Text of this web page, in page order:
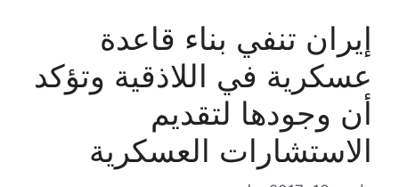
إيران تنفي بناء قاعدة
عسكرية في اللاذقية وتؤكد
أن وجودها لتقديم
الاستشارات العسكرية